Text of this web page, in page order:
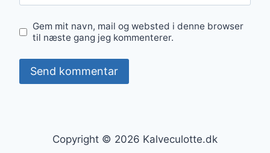
Gem mit navn, mail og websted i denne browser
til næste gang jeg kommenterer.
Copyright © 2026 Kalveculotte.dk